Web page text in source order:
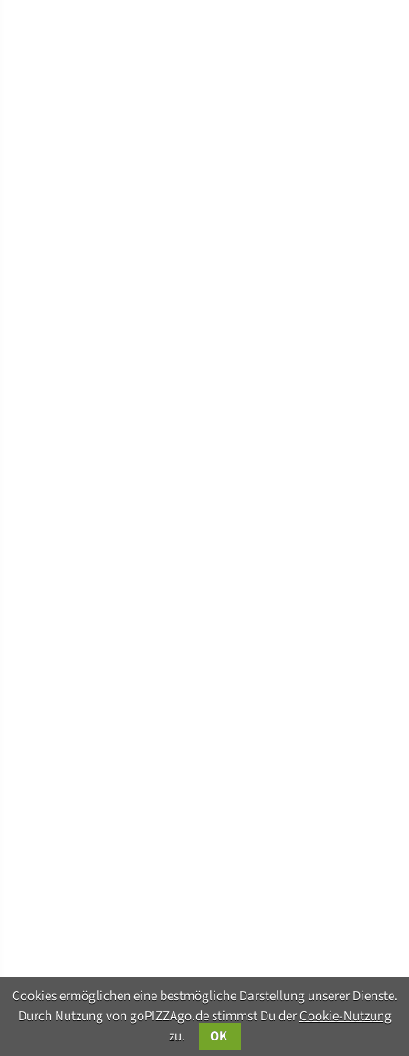
Cookies ermöglichen eine bestmögliche Darstellung unserer Dienste.
Durch Nutzung von goPIZZAgo.de stimmst Du derCookie-Nutzung
zu.
OK